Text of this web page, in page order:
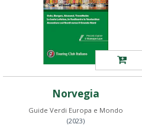
Norvegia
Guide Verdi Europa e Mondo
(2023)